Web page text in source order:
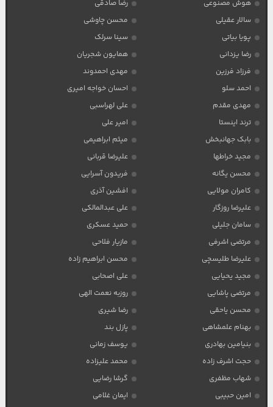
هوش مصنوعی
رضا صادقی
سالار عقیلی
محسن چاوشی
پویا بیاتی
سینا سرلک
رضا یزدانی
همایون شجریان
فرزاد فرزین
مهدی احمدوند
احمد سلو
احسان خواجه امیری
مهدی مقدم
علی لهراسبی
ترند اینستا
امیر علی
بابک جهانبخش
میثم ابراهیمی
مجید خراطها
علیرضا قربانی
محسن یگانه
فریدون آسرایی
کامران مولایی
افشین آذری
علیرضا روزگار
علی عبدالمالکی
سامان جلیلی
حمید عسکری
مرتضی اشرفی
مازیار فلاحی
علیرضا طلیسچی
محسن ابراهیم زاده
مجید یحیایی
علی اصحابی
مرتضی پاشایی
روزبه نعمت الهی
محسن یاحقی
رضا شیری
بهنام علمشاهی
پازل بند
بنیامین بهادری
یوسف زمانی
حجت اشرف زاده
محمد علیزاده
شهاب مظفری
گرشا رضایی
امین حبیبی
ایمان غلامی